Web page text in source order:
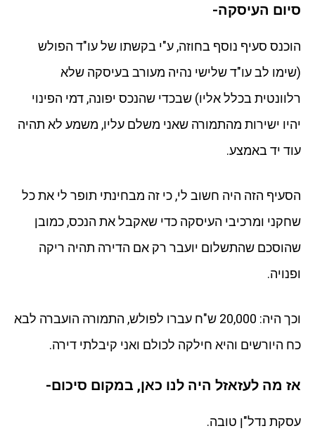
סיום העיסקה-
הוכנס סעיף נוסף בחוזה, ע"י בקשתו של עו"ד הפולש
(שימו לב עו"ד שלישי נהיה מעורב בעיסקה שלא
רלוונטית בכלל אליו) שבכדי שהנכס יפונה, דמי הפינוי
יהיו ישירות מהתמורה שאני משלם עליו, משמע לא תהיה
עוד יד באמצע.
הסעיף הזה היה חשוב לי, כי זה מבחינתי תופר לי את כל
שחקני ומרכיבי העיסקה כדי שאקבל את הנכס, כמובן
שהוסכם שהתשלום יועבר רק אם הדירה תהיה ריקה
ופנויה.
וכך היה: 20,000 ש"ח עברו לפולש, התמורה הועברה לבא
כח היורשים והיא חילקה לכולם ואני קיבלתי דירה.
אז מה לעזאזל היה לנו כאן, במקום סיכום-
עסקת נדל"ן טובה.